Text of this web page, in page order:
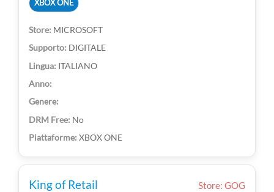
XBOX ONE
MICROSOFT
DIGITALE
ITALIANO
No
XBOX ONE
King of Retail Store: GOG